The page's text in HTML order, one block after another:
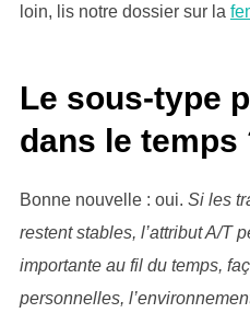
loin, lis notre dossier sur la
Le sous-type
dans le temps
Bonne nouvelle : oui. Si les
restent stables, l’attribut A/T
importante au fil du temps,
personnelles,